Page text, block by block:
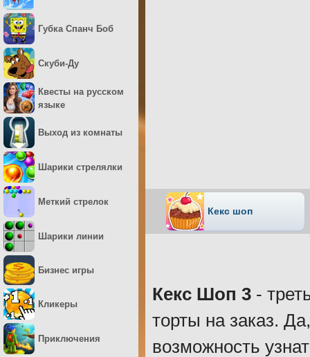
Кекс шоп
Кекс Шоп 3 -
торты на заказ.
возможность
Губка Спанч Боб
Скуби-Ду
Квесты на русском
языке
Выход из комнаты
Шарики стрелялки
Меткий стрелок
Шарики линии
Бизнес игры
Кликеры
Приключения